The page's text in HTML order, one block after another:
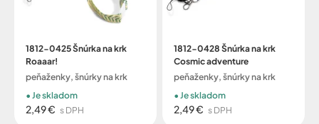
1812-0425 Šnúrka na krk
Roaaar!
peňaženky, šnúrky na krk
2,49 € s DPH
Je skladom
1812-0428 Šnúrka na krk
Cosmic adventure
peňaženky, šnúrky na krk
2,49 € s DPH
Je skladom